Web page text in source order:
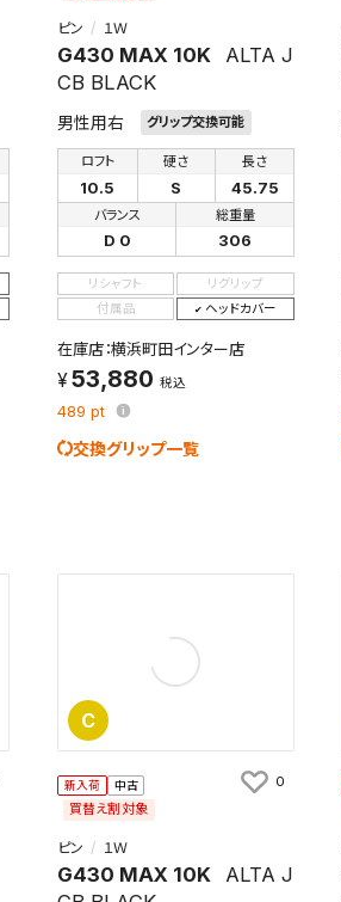
ピン １Ｗ
G430 MAX 10K
ALTA J
CB BLACK
男性用右 グリップ交換可能
ロフト
10.5
硬さ
S
長さ
45.75
バランス
D 0
総重量
306
リシャフト
リグリップ
付属品
ヘッドカバー
在庫店：横浜町田インター店
53,880 税込
489 pt
交換グリップ一覧
C
新入荷 中古
買替え割対象
ピン １Ｗ
G430 MAX 10K
ALTA J
0